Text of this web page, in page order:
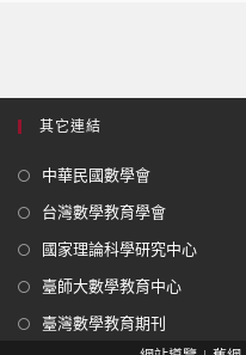
其它連結
中華民國數學會
台灣數學教育學會
國家理論科學研究中心
臺師大數學教育中心
臺灣數學教育期刊